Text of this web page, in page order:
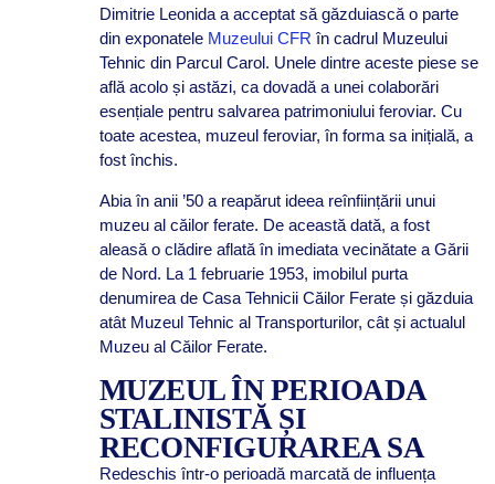
Dimitrie Leonida a acceptat să găzduiască o parte
din exponatele Muzeului CFR în cadrul Muzeului
Tehnic din Parcul Carol. Unele dintre aceste piese se
află acolo și astăzi, ca dovadă a unei colaborări
esențiale pentru salvarea patrimoniului feroviar. Cu
toate acestea, muzeul feroviar, în forma sa inițială, a
fost închis.
Abia în anii ’50 a reapărut ideea reînființării unui
muzeu al căilor ferate. De această dată, a fost
aleasă o clădire aflată în imediata vecinătate a Gării
de Nord. La 1 februarie 1953, imobilul purta
denumirea de Casa Tehnicii Căilor Ferate și găzduia
atât Muzeul Tehnic al Transporturilor, cât și actualul
Muzeu al Căilor Ferate.
MUZEUL ÎN PERIOADA
STALINISTĂ ȘI
RECONFIGURAREA SA
Redeschis într-o perioadă marcată de influența